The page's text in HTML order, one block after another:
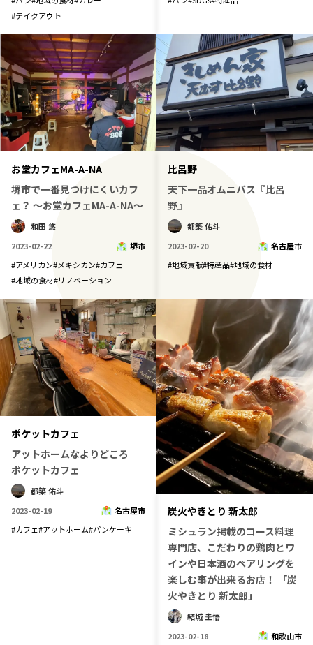
#テイクアウト
お堂カフェMA-A-NA
堺市で一番見つけにくいカフ
ェ？ ～お堂カフェMA-A-NA～
和田 悠
2023-02-22
堺市
#アメリカン#メキシカン#カフェ
#地域の食材#リノベーション
比呂野
天下一品オムニバス『比呂
野』
都築 佑斗
2023-02-20
名古屋市
#地域貢献#特産品#地域の食材
ポケットカフェ
アットホームなよりどころ
ポケットカフェ
都築 佑斗
2023-02-19
名古屋市
#カフェ#アットホーム#パンケーキ
炭火やきとり 新太郎
ミシュラン掲載のコース料理
専門店、こだわりの鶏肉とワ
インや日本酒のペアリングを
楽しむ事が出来るお店！ 「炭
火やきとり 新太郎」
結城 圭悟
2023-02-18
和歌山市